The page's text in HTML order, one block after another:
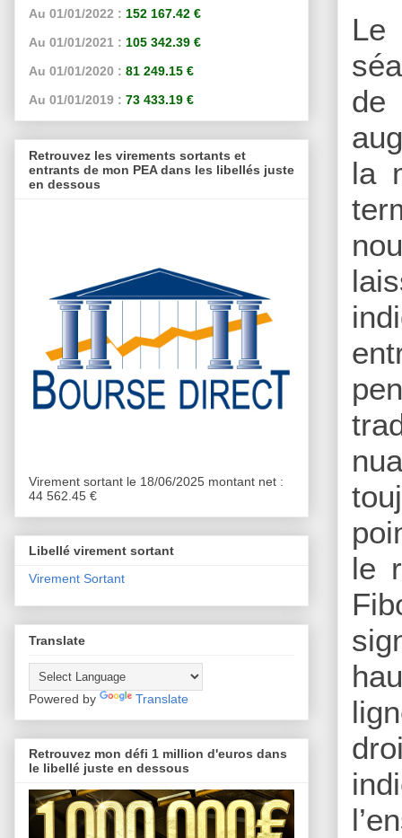
Le
de
la
le
Au 01/01/2022 : 152 167.42 €
Au 01/01/2021 : 105 342.39 €
Au 01/01/2020 : 81 249.15 €
Au 01/01/2019 : 73 433.19 €
Retrouvez les virements sortants et
entrants de mon PEA dans les libellés juste
en dessous
Virement sortant le 18/06/2025 montant net :
44 562.45 €
Libellé virement sortant
Virement Sortant
Translate
Powered by Translate
Retrouvez mon défi 1 million d'euros dans
le libellé juste en dessous